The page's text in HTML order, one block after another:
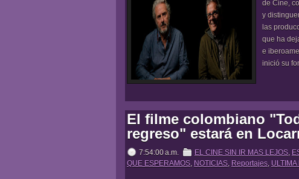
de Cine,
y
las
que ha
e
inició su
El filme colombiano
regreso" estará en
7:54:00 a.m. EL CINE SIN IR MAS LEJOS,
QUE ESPERAMOS, NOTICIAS, Reportajes, ULTIMA